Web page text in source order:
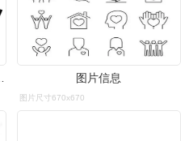
图片信息
图片尺寸670x670